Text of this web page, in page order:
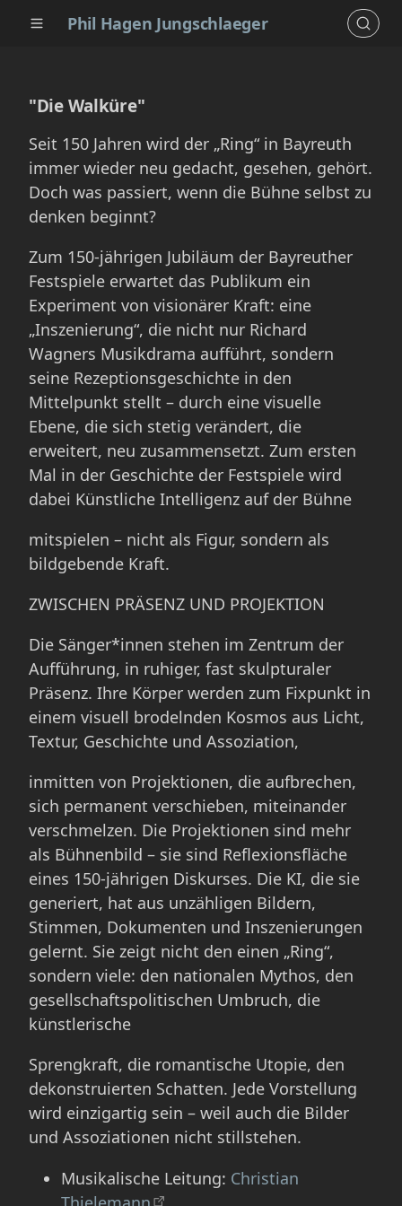
Phil Hagen Jungschlaeger
"Die Walküre"
Seit 150 Jahren wird der „Ring“ in Bayreuth
immer wieder neu gedacht, gesehen, gehört.
Doch was passiert, wenn die Bühne selbst zu
denken beginnt?
Zum 150-jährigen Jubiläum der Bayreuther
Festspiele erwartet das Publikum ein
Experiment von visionärer Kraft: eine
„Inszenierung“, die nicht nur Richard
Wagners Musikdrama aufführt, sondern
seine Rezeptionsgeschichte in den
Mittelpunkt stellt – durch eine visuelle
Ebene, die sich stetig verändert, die
erweitert, neu zusammensetzt. Zum ersten
Mal in der Geschichte der Festspiele wird
dabei Künstliche Intelligenz auf der Bühne
mitspielen – nicht als Figur, sondern als
bildgebende Kraft.
ZWISCHEN PRÄSENZ UND PROJEKTION
Die Sänger*innen stehen im Zentrum der
Aufführung, in ruhiger, fast skulpturaler
Präsenz. Ihre Körper werden zum Fixpunkt in
einem visuell brodelnden Kosmos aus Licht,
Textur, Geschichte und Assoziation,
inmitten von Projektionen, die aufbrechen,
sich permanent verschieben, miteinander
verschmelzen. Die Projektionen sind mehr
als Bühnenbild – sie sind Reflexionsfläche
eines 150-jährigen Diskurses. Die KI, die sie
generiert, hat aus unzähligen Bildern,
Stimmen, Dokumenten und Inszenierungen
gelernt. Sie zeigt nicht den einen „Ring“,
sondern viele: den nationalen Mythos, den
gesellschaftspolitischen Umbruch, die
künstlerische
Sprengkraft, die romantische Utopie, den
dekonstruierten Schatten. Jede Vorstellung
wird einzigartig sein – weil auch die Bilder
und Assoziationen nicht stillstehen.
Musikalische Leitung: Christian